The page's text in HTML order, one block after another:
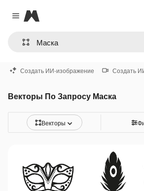
Close menu
Magnific
Создать ИИ-изображение Создать
Векторы По Запросу Маска
Векторы